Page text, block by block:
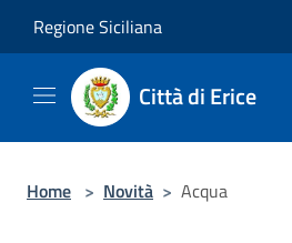
Regione Siciliana
Città di Erice
Home > Novità > Acqua